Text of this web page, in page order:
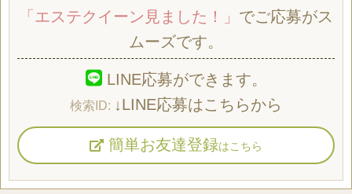
「エステクイーン見ました！」 でご応募がス
ムーズです。
LINE応募ができます。
↓LINE応募はこちらから
簡単お友達登録はこちら